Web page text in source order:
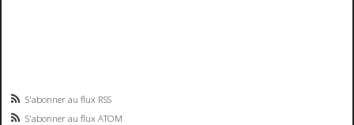
S'abonner au flux RSS
S'abonner au flux ATOM